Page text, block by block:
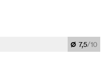
Ø 7,5/10